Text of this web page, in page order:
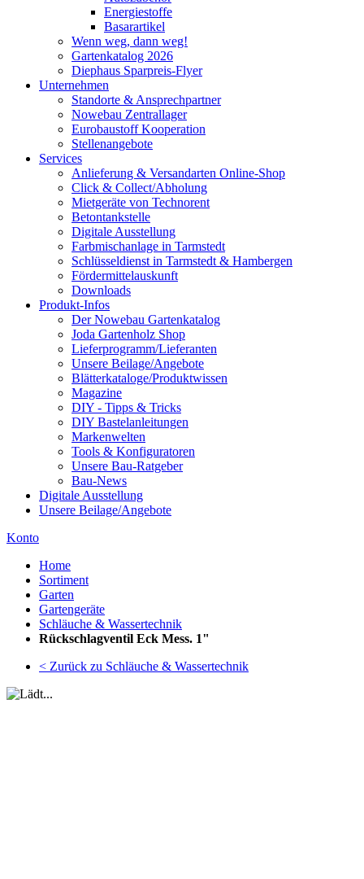
Energiestoffe
Basarartikel
Wenn weg, dann weg!
Gartenkatalog 2026
Diephaus Sparpreis-Flyer
Unternehmen
Standorte & Ansprechpartner
Nowebau Zentrallager
Eurobaustoff Kooperation
Stellenangebote
Services
Anlieferung & Versandarten Online-Shop
Click & Collect/Abholung
Mietgeräte von Technorent
Betontankstelle
Digitale Ausstellung
Farbmischanlage in Tarmstedt
Schlüsseldienst in Tarmstedt & Hambergen
Fördermittelauskunft
Downloads
Produkt-Infos
Der Nowebau Gartenkatalog
Joda Gartenholz Shop
Lieferprogramm/Lieferanten
Unsere Beilage/Angebote
Blätterkataloge/Produktwissen
Magazine
DIY - Tipps & Tricks
DIY Bastelanleitungen
Markenwelten
Tools & Konfiguratoren
Unsere Bau-Ratgeber
Bau-News
Digitale Ausstellung
Unsere Beilage/Angebote
Konto
Home
Sortiment
Garten
Gartengeräte
Schläuche & Wassertechnik
Rückschlagventil Eck Mess. 1"
< Zurück zu Schläuche & Wassertechnik